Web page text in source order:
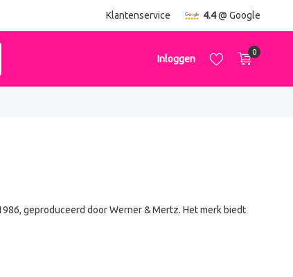
Klantenservice 4.4@ Google
Inloggen
0
geproduceerd door Werner & Mertz. Het merk biedt